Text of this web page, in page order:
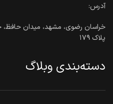
آدرس:
پلاک ۱۷۹
دسته‌بندی وبلاگ